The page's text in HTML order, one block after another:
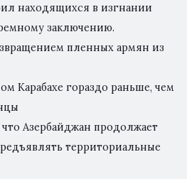
находящихся в изгнании
заключению.
пленных армян из
Карабахе гораздо раньше, чем
Азербайджан продолжает
территориальные